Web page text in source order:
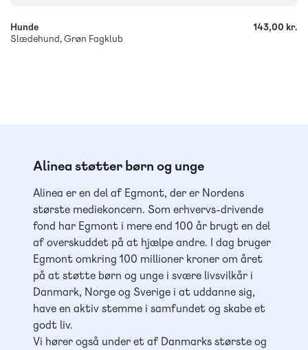
Hunde
Slædehund, Grøn Fagklub
143,00 kr.
Alinea støtter børn og unge
Alinea er en del af Egmont, der er Nordens
største mediekoncern. Som erhvervs-drivende
fond har Egmont i mere end 100 år brugt en del
af overskuddet på at hjælpe andre. I dag bruger
Egmont omkring 100 millioner kroner om året
på at støtte børn og unge i svære livsvilkår i
Danmark, Norge og Sverige i at uddanne sig,
have en aktiv stemme i samfundet og skabe et
godt liv.
Vi hører også under et af Danmarks største og